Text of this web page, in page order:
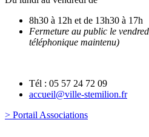
8h30 à 12h et de 13h30 à 17h
Fermeture au public le
téléphonique maintenu)
Tél : 05 57 24 72 09
accueil@ville-stemilion.fr
> Portail Associations